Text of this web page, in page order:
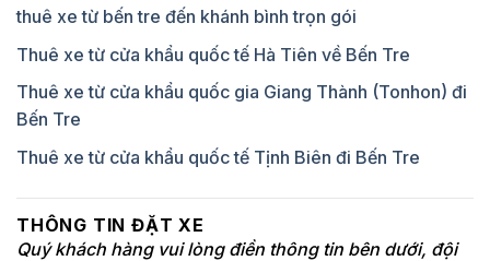
thuê xe từ bến tre đến khánh bình trọn gói
Thuê xe từ cửa khẩu quốc tế Hà Tiên về Bến Tre
Thuê xe từ cửa khẩu quốc gia Giang Thành (Tonhon) đi
Bến Tre
Thuê xe từ cửa khẩu quốc tế Tịnh Biên đi Bến Tre
THÔNG TIN ĐẶT XE
Quý khách hàng vui lòng điền thông tin bên dưới, đội